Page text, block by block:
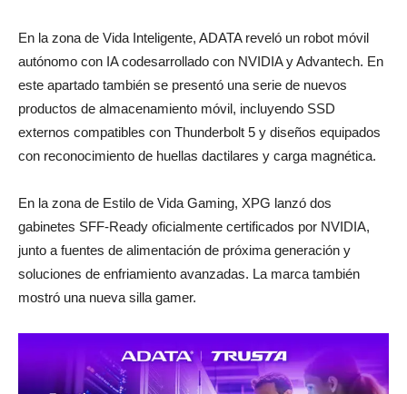
En la zona de Vida Inteligente, ADATA reveló un robot móvil
autónomo con IA codesarrollado con NVIDIA y Advantech. En
este apartado también se presentó una serie de nuevos
productos de almacenamiento móvil, incluyendo SSD
externos compatibles con Thunderbolt 5 y diseños equipados
con reconocimiento de huellas dactilares y carga magnética.
En la zona de Estilo de Vida Gaming, XPG lanzó dos
gabinetes SFF-Ready oficialmente certificados por NVIDIA,
junto a fuentes de alimentación de próxima generación y
soluciones de enfriamiento avanzadas. La marca también
mostró una nueva silla gamer.